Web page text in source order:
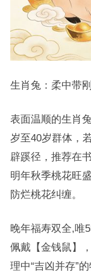
生肖兔：柔中带
表面温顺的生肖
岁至40岁群体，
辟蹊径，推荐在
明年秋季桃花旺
防烂桃花纠缠。
晚年福寿双全,唯
佩戴【金钱鼠】
理中“吉凶并存”